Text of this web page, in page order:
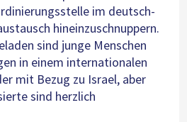
im deutsch-
hineinzuschnuppern.
sind junge Menschen
in einem internationalen
mit Bezug zu Israel, aber
sind herzlich